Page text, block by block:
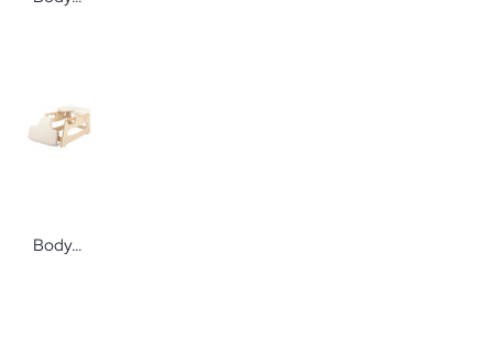
Bodynova bodhi Kopfstandhocker beige